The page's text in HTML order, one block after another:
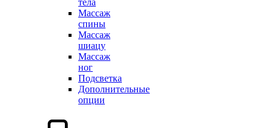
тела
Массаж
спины
Массаж
шиацу
Массаж
ног
Подсветка
Дополнительные
опции